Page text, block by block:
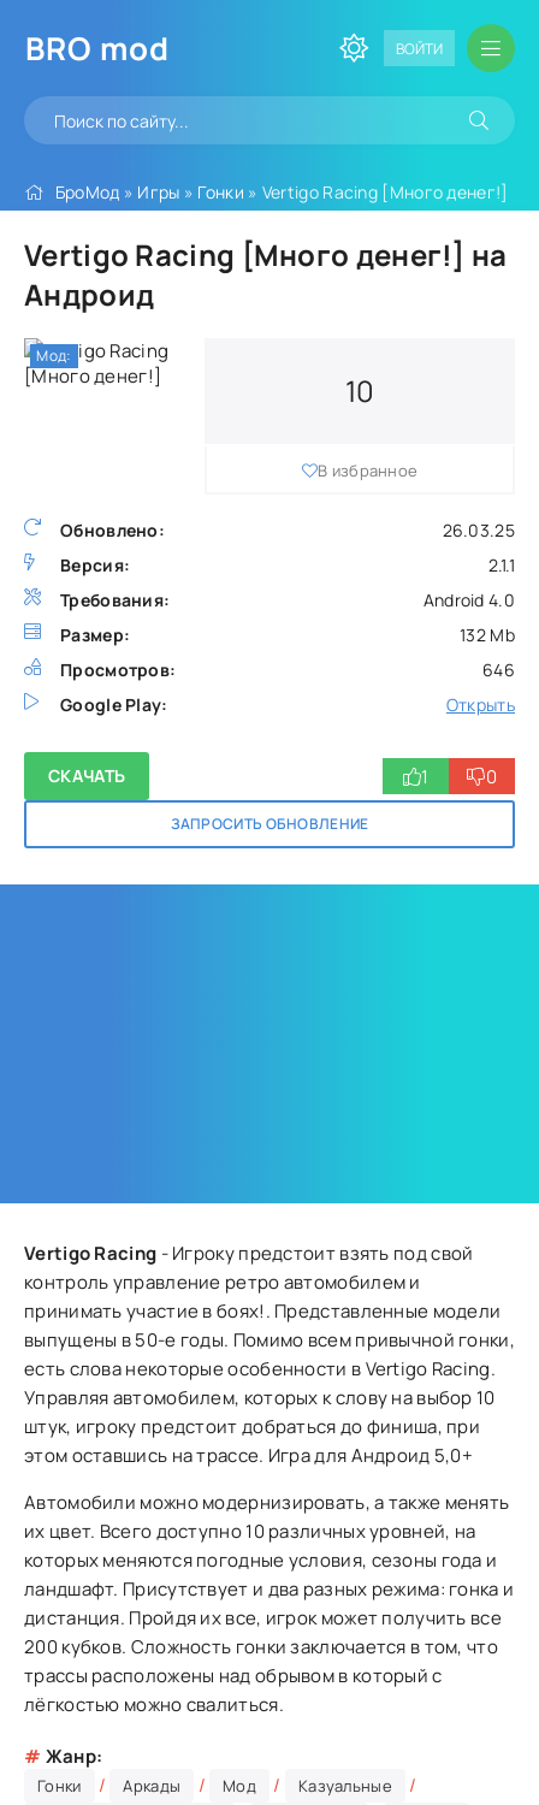
BRO mod ВОЙТИ
БроМод » Игры » Гонки » Vertigo Racing [Много денег!]
Vertigo Racing [Много денег!] на
Андроид
Обновлено:
26.03.25
Версия:
2.1.1
Требования:
Android 4.0
Размер:
132 Mb
Просмотров:
646
Google Play:
Открыть
10
В избранное
СКАЧАТЬ
ЗАПРОСИТЬ ОБНОВЛЕНИЕ
1 0
Мод:
Vertigo Racing - Игроку предстоит взять под свой
контроль управление ретро автомобилем и
принимать участие в боях!. Представленные модели
выпущены в 50-е годы. Помимо всем привычной гонки,
есть слова некоторые особенности в Vertigo Racing.
Управляя автомобилем, которых к слову на выбор 10
штук, игроку предстоит добраться до финиша, при
этом оставшись на трассе. Игра для Андроид 5,0+
Автомобили можно модернизировать, а также менять
их цвет. Всего доступно 10 различных уровней, на
которых меняются погодные условия, сезоны года и
ландшафт. Присутствует и два разных режима: гонка и
дистанция. Пройдя их все, игрок может получить все
200 кубков. Сложность гонки заключается в том, что
трассы расположены над обрывом в который с
лёгкостью можно свалиться.
# Жанр:
Гонки / Аркады / Мод / Казуальные /